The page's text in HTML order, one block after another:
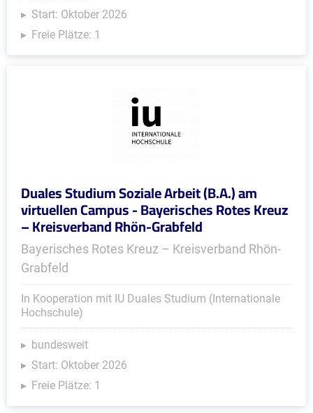
Start: Oktober 2026
Freie Plätze: 1
Duales Studium Soziale Arbeit (B.A.) am
virtuellen Campus - Bayerisches Rotes Kreuz
– Kreisverband Rhön-Grabfeld
Bayerisches Rotes Kreuz – Kreisverband Rhön-
Grabfeld
In Kooperation mit IU Duales Studium (Internationale
Hochschule)
bundesweit
Start: Oktober 2026
Freie Plätze: 1